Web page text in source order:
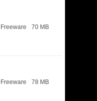
Freeware 70 MB
Freeware 78 MB